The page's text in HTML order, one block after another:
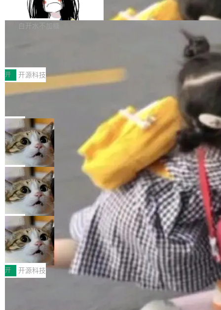
维基百科的替代方案。Lawfare 调查发现，无论
热门页面还是低关注度页面，均未出现近期更
erceptor…五六步之后才能看到第一行翻译文
本。 Solon 换了个方式。整个 i18n 模块围绕三
支持 UPDATE、MERGE INTO 与 Iceb
erg V3
Apache Doris 4.1 要补齐的，正是缺失的那一
半。在已有查询能力的基础上，Doris 进一步支
常维护操作，并完整支持 Iceberg V3 格式。
白开水不加糖
村国家自主创新示范区会议中心开幕。本届大会
由中关村智联软件服务业质量创新联盟主办，以
“智构可信·质创未来——AI原生时代的质量新范
式”为主题，直面AI从实验室走向规模化产业落地
的核心质量命题。会上，《2026智能研发生产力
工具选型手册》发布，Testin云测的Testin XAge
nt智能测试系统入选AI测试领域代表产品。对CI
O而言，这提示了一个转变：AI测试正在从效率
工具升级为企业的质量基础设施。 CIO面对的新
现实 过去两年，CIO们的焦虑清单上多了两项：
一是如何让大模型和智能体应用安全地从PoC走
向生产，二是如何让测试团队跟得上AI应用...
开 开源科技
让非法状态不可表示：一篇关于 ADT
有一种东西，一旦用过就回不去了。Alex Fedos
eev 管它叫"软件设计的基石"。 他说的东西不新
鲜——代数数据类型（ADT），尤其是和类型
（sum type）。但他说清楚了一件事：这不是类
型系统的学术体操，是日常编码的思维方式。 文
章从一个简单的例子切入。一个网站的深色主题
设置，如果用布尔值 + 可空字段来表示——bool
ean 表示是否可切换，nullable 的默认模式、浅
色方案、深色方案——会产生大量无意义的组
合。方案缺了、配置冲突了、全 null 了。要知道
哪些组合有效，作者说，你得靠"文档、校验、或
者部落知识"。 换个写法。Rust 的 enum，两个
变体：Switchable...
局
Cloudflare 开源内部企业 AI 平台 Clou
dflare OS
Cloudflare 发布了一个开源项目 Cloudflare O
S。如果你只看官方博客，你会觉得这是又一
个"AI 知识库 + 聊天机器人"——每个大厂都在
做，没什么新鲜的。 但 Kenton Varda 在 Twitte
r 上把事情说清楚了： 今天我们发布了 Cloudfla
re OS，一个带连接器的聊天机器人，跟其他所
有科技公司做的一样。只不过，实际上它不一
样。这是 Sandstorm.io 的重制版，我十年前的
那个创业公司。不同的是，这次它构建在 Cloudf
lare Workers 上——我花了九年时间搭建的平台
——并且深度集成了 AI。这基本上是我十年秘密
局
Deno 团队开源 Celld，可自托管的分
布式 Durable Objects
Ryan Dahl 领导的 Deno 团队推出了最新开源项
目 Celld，一个能在自己机器上运行 Cloudflare
Workers 和 Durable Objects 的守护进程。 设
计思路很直接：每个对象是一个独立的 SQLite
数据库，按名称寻址，复制到你自己的 S3 兼容
存储库里。节点之间只通过这个存储库协调——
没有控制平面，没有共识协议。每个对象自带一
个小型数据库，应用天然按分片构建，单个数据
库的竞争和爆炸半径问题在设计层面就被消除
局
鲁大师7月新机性能/流畅/AI榜：vivo夺
性能、流畅双第一，三星Galaxy Z系列
新折叠缺席
2026年7月的手机市场，由于存储等硬件成本暴
增，手机厂商的日子也不好过啊，新机速度明显
放缓，因此硝烟味淡了许多。新机参数规格除开
高价的三星折叠（三星Galaxy Z Fold8 Ultra / Z
Fold8 / Z Flip8）外，其余要么是中低端机器，
开 开源科技
Zed 编辑器团队发布了新项目——DeltaDB，一